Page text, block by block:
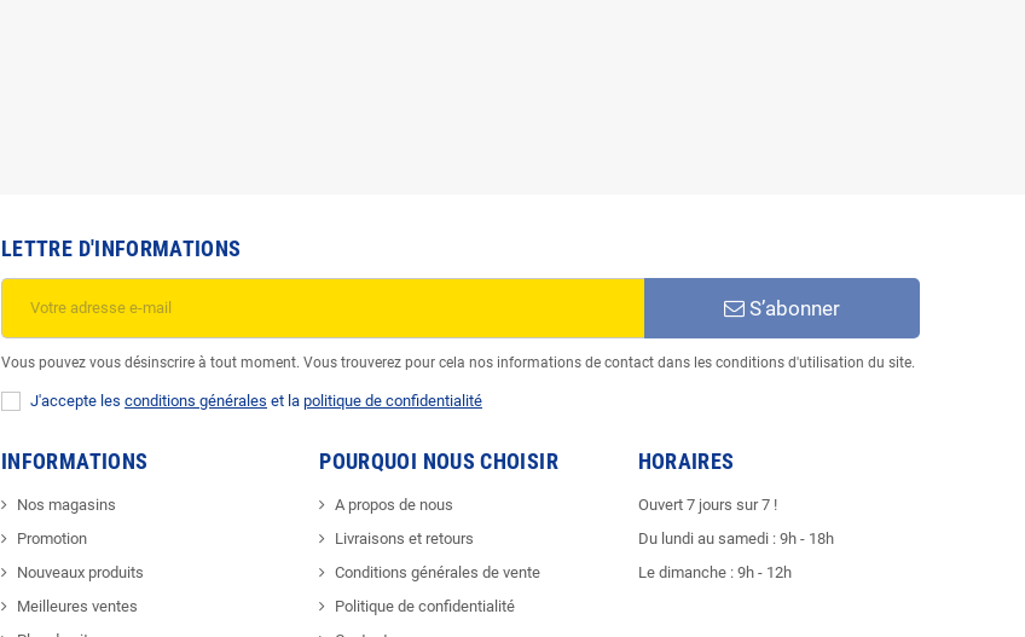
LETTRE D'INFORMATIONS
S’abonner
Vous pouvez vous désinscrire à tout moment. Vous trouverez pour cela nos informations de contact dans les conditions d'utilisation du site.
J'accepte les conditions générales et la politique de confidentialité
INFORMATIONS
Nos magasins
Promotion
Nouveaux produits
Meilleures ventes
POURQUOI NOUS CHOISIR
A propos de nous
Livraisons et retours
Conditions générales de vente
Politique de confidentialité
HORAIRES
Ouvert 7 jours sur 7 !
Du lundi au samedi : 9h - 18h
Le dimanche : 9h - 12h